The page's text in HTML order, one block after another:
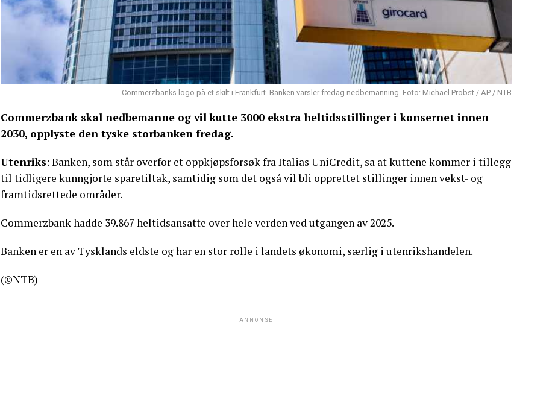
Commerzbanks logo på et skilt i Frankfurt. Banken varsler fredag nedbemanning. Foto: Michael Probst / AP / NTB
Commerzbank skal nedbemanne og vil kutte 3000 ekstra heltidsstillinger i konsernet innen
2030, opplyste den tyske storbanken fredag.
Utenriks: Banken, som står overfor et oppkjøpsforsøk fra Italias UniCredit, sa at kuttene kommer i tillegg
til tidligere kunngjorte sparetiltak, samtidig som det også vil bli opprettet stillinger innen vekst- og
framtidsrettede områder.
Commerzbank hadde 39.867 heltidsansatte over hele verden ved utgangen av 2025.
Banken er en av Tysklands eldste og har en stor rolle i landets økonomi, særlig i utenrikshandelen.
(©NTB)
ANNONSE